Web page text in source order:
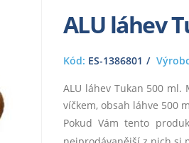
ALU láhev
Kód: ES-1386801
ALU láhev Tukan 500 ml.
víčkem, obsah láhve 500
Pokud Vám tento